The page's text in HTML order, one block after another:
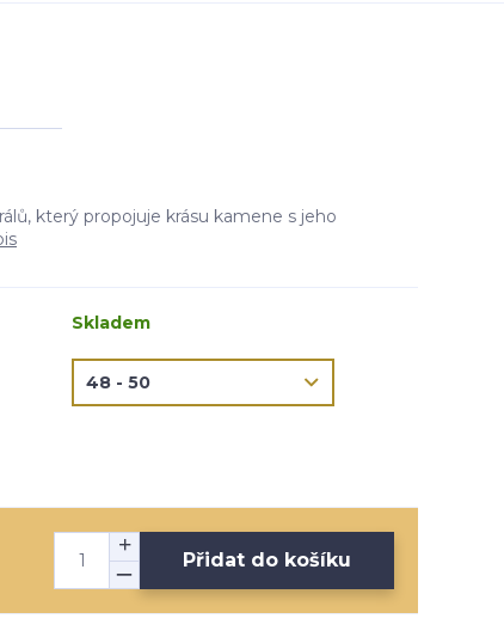
který propojuje krásu kamene s jeho
Skladem
Přidat do košíku